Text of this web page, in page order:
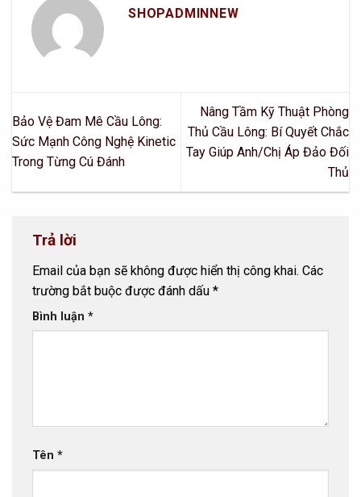
SHOPADMINNEW
Bảo Vệ Đam Mê Cầu Lông:
Sức Mạnh Công Nghệ Kinetic
Trong Từng Cú Đánh
Nâng Tầm Kỹ Thuật Phòng
Thủ Cầu Lông: Bí Quyết Chắc
Tay Giúp Anh/Chị Áp Đảo Đối
Thủ
Trả lời
Email của bạn sẽ không được hiển thị công khai. Các
trường bắt buộc được đánh dấu *
Bình luận *
Tên *